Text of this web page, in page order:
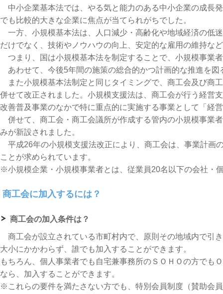
中小企業基本法では、やる気と能力のある中小企業の成長
でも比較的大きな企業に焦点が当てられがちでした。
一方、小規模基本法は、人口減少・高齢化や地域経済の低
だけでなく、技術やノウハウの向上、安定的な雇用の維持な
つまり、国は小規模基本法を制定することで、小規模事業
あわせて、今後5年間の施策の総合的かつ計画的な推進を
また小規模基本法制定と同じタイミングで、商工会及び商
併せて改正されました。小規模支援法は、商工会が行う経営
改善普及事業のなかで特に重点的に実施する事業として「経
併せて、商工会・商工会議所が作成する管内の小規模事業
みが新設されました。
平成26年の小規模支援法改正により、商工会は、事業計画
ことが求められています。
※小規模企業・小規模事業者とは、従業員20名以下の会社・
商工会に加入するには？
商工会の加入条件は？
商工会が設立されている市町村内で、原則その地域内で引
大小にかかわらず、誰でも加入することができます。
もちろん、個人事業者でも自宅兼事務所のＳＯＨＯの方でも
なら、加入することができます。
※これらの要件を満たさない方でも、特別会員制度（賛助会